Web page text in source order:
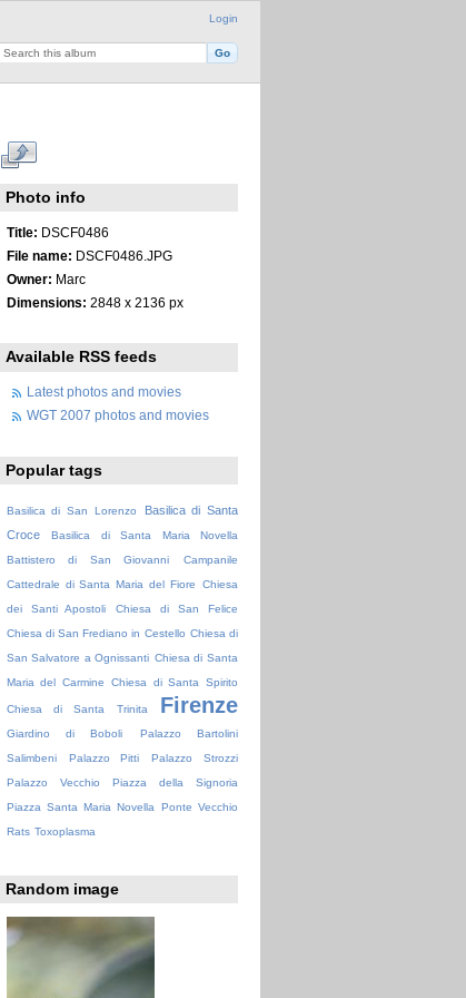
Login
Photo info
Title: DSCF0486
File name: DSCF0486.JPG
Owner: Marc
Dimensions: 2848 x 2136 px
Available RSS feeds
Latest photos and movies
WGT 2007 photos and movies
Popular tags
Basilica di San Lorenzo
Basilica di Santa
Croce
Basilica di Santa Maria Novella
Battistero di San Giovanni
Campanile
Cattedrale di Santa Maria del Fiore
Chiesa
dei Santi Apostoli
Chiesa di San Felice
Chiesa di San Frediano in Cestello Chiesa di
San Salvatore a Ognissanti Chiesa di Santa
Maria del Carmine
Chiesa di Santa Spirito
Chiesa di Santa Trinita Firenze
Giardino di Boboli
Palazzo Bartolini
Salimbeni
Palazzo Pitti
Palazzo Strozzi
Palazzo Vecchio
Piazza della Signoria
Piazza Santa Maria Novella
Ponte Vecchio
Rats Toxoplasma
Random image